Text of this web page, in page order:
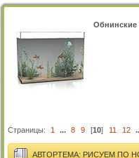
Обнинские
Страницы: 1 ... 8 9 [10] 11 12
АВТОРТЕМА: РИСУЕМ ПО